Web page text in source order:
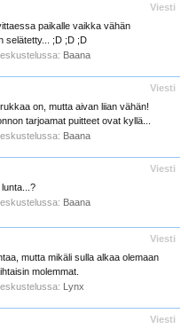
Viesti
paikalle vaikka vähän
selätetty... ;D ;D ;D
Baana
Viesti
on, mutta aivan liian vähän!
tarjoamat puitteet ovat kyllä...
Baana
Viesti
Baana
Viesti
mutta mikäli sulla alkaa olemaan
molemmat.
Lynx
Viesti